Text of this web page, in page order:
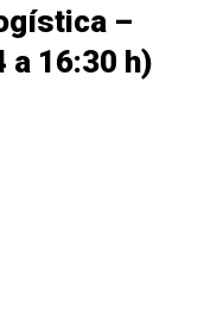
–
a 16:30 h)